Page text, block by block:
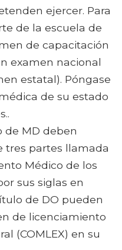
ejercer. Para
de la escuela de
de capacitación
examen nacional
estatal). Póngase
de su estado
de MD deben
tres partes llamada
Médico de los
sus siglas en
de DO pueden
de licenciamiento
(COMLEX) en su